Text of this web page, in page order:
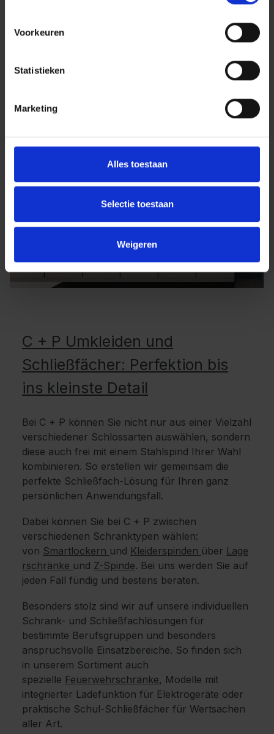
Voorkeuren
Statistieken
Marketing
Alles toestaan
Selectie toestaan
Weigeren
C + P Umkleiden und
Schließfächer: Perfektion bis
ins kleinste Detail
Bei C + P können Sie nicht nur aus einer Vielzahl
verschiedener Schlossarten auswählen, sondern
diese auch frei mit einem Stahlspind Ihrer Wahl
kombinieren. So erstellen wir gemeinsam die
perfekte Schließfach-Lösung für Ihren ganz
persönlichen Anwendungsfall.
Dabei können Sie bei C + P zwischen
verschiedenen Schranktypen wählen:
von Smartlockern und Kleiderspinden über Lage
rschränke und Z-Spinde. Bei uns werden Sie auf
jeden Fall fündig und bestens beraten.
Besonders stolz sind wir auf unsere individuellen
Schrank- und Schließfachlösungen für
bestimmte Berufsgruppen und besonders
anspruchsvolle Einsatzbereiche. So finden sich
in unserem Sortiment auch
spezielle Feuerwehrschränke, Modelle mit
integrierter Ladefunktion für Elektrogeräte oder
praktische Schul-Schließfächer für Wertsachen
aller Art.